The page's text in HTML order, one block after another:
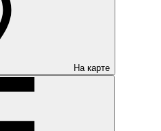
На карте